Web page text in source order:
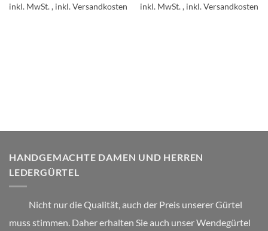
Produkt
Produktseite
werden
inkl. MwSt.
Produkt
Produktseite
werden
inkl. MwSt.
HANDGEMACHTE DAMEN UND HERREN
LEDERGÜRTEL
Nicht nur die Qualität, auch der Preis unserer Gürtel
muss stimmen. Daher erhalten Sie auch unser Wendegürtel